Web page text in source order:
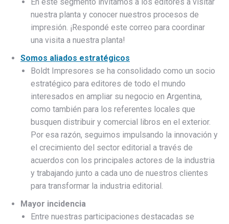
nuestra planta y conocer nuestros procesos de
impresión. ¡Respondé este correo para coordinar
una visita a nuestra planta!
Somos aliados estratégicos
Boldt Impresores se ha consolidado como un socio
estratégico para editores de todo el mundo
interesados en ampliar su negocio en Argentina,
como también para los referentes locales que
busquen distribuir y comercial libros en el exterior.
Por esa razón, seguimos impulsando la innovación y
el crecimiento del sector editorial a través de
acuerdos con los principales actores de la industria
y trabajando junto a cada uno de nuestros clientes
para transformar la industria editorial.
Mayor incidencia
Entre nuestras participaciones destacadas se